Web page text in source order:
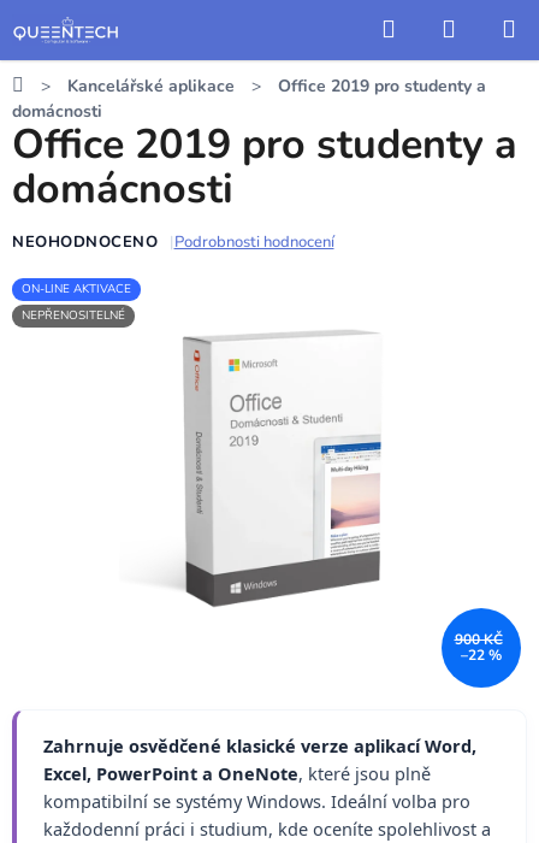
na
obsah
Hledat
KOŠÍK
DomůKancelářské aplikace
Office 2019 pro studenty a
domácnosti
Zahrnuje osvědčené klasické verze aplikací Word,
Excel, PowerPoint a OneNote, které jsou plně
kompatibilní se systémy Windows. Ideální volba pro
každodenní práci i studium, kde oceníte spolehlivost a
Office 2019 pro studenty a
domácnosti
hodnocení
produktu
NEOHODNOCENO Podrobnosti hodnocení
ON-LINE AKTIVACE
NEPŘENOSITELNÉ
900 KČ
–22 %